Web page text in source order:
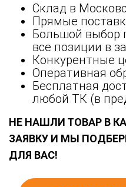
Склад в
Прямые
Большой выбор
все позиции в
Конкурентные
Оперативная
Бесплатная
любой ТК (в
НЕ НАШЛИ ТОВАР В
ЗАЯВКУ И МЫ
ДЛЯ ВАС!